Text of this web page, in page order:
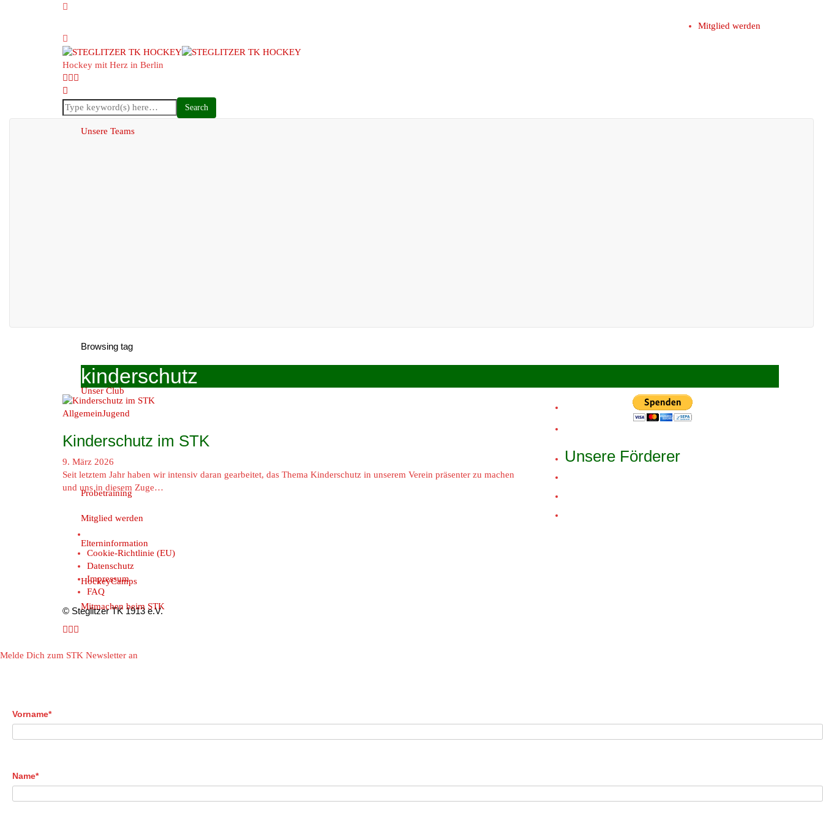
Mitglied werden
Hockey mit Herz in Berlin
Unsere Teams
Unser Club
Probetraining
Mitglied werden
Elterninformation
HockeyCamps
Mitmachen beim STK
Browsing tag
kinderschutz
AllgemeinJugend
Kinderschutz im STK
9. März 2026
Seit letztem Jahr haben wir intensiv daran gearbeitet, das Thema Kinderschutz in unserem Verein präsenter zu machen
und uns in diesem Zuge…
Unsere Förderer
Cookie-Richtlinie (EU)
Datenschutz
Impressum
FAQ
© Steglitzer TK 1913 e.V.
Melde Dich zum STK Newsletter an
Vorname*
Name*